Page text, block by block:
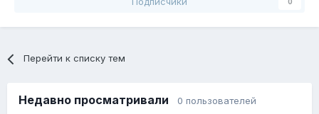
Перейти к списку тем
Недавно просматривали 0 пользователей